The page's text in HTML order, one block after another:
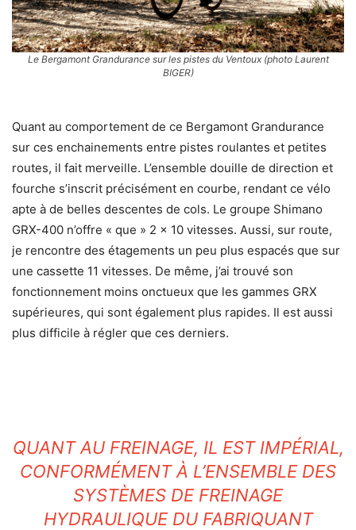
Le Bergamont Grandurance sur les pistes du Ventoux (photo Laurent
BIGER)
Quant au comportement de ce Bergamont Grandurance
sur ces enchainements entre pistes roulantes et petites
routes, il fait merveille. L’ensemble douille de direction et
fourche s’inscrit précisément en courbe, rendant ce vélo
apte à de belles descentes de cols. Le groupe Shimano
GRX-400 n’offre « que » 2 x 10 vitesses. Aussi, sur route,
je rencontre des étagements un peu plus espacés que sur
une cassette 11 vitesses. De même, j’ai trouvé son
fonctionnement moins onctueux que les gammes GRX
supérieures, qui sont également plus rapides. Il est aussi
plus difficile à régler que ces derniers.
QUANT AU FREINAGE, IL EST IMPÉRIAL,
CONFORMÉMENT À L’ENSEMBLE DES
SYSTÈMES DE FREINAGE
HYDRAULIQUE DU FABRIQUANT